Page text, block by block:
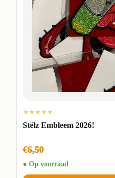
★★★★★
Stëlz Embleem 2026!
€6,50
● Op voorraad